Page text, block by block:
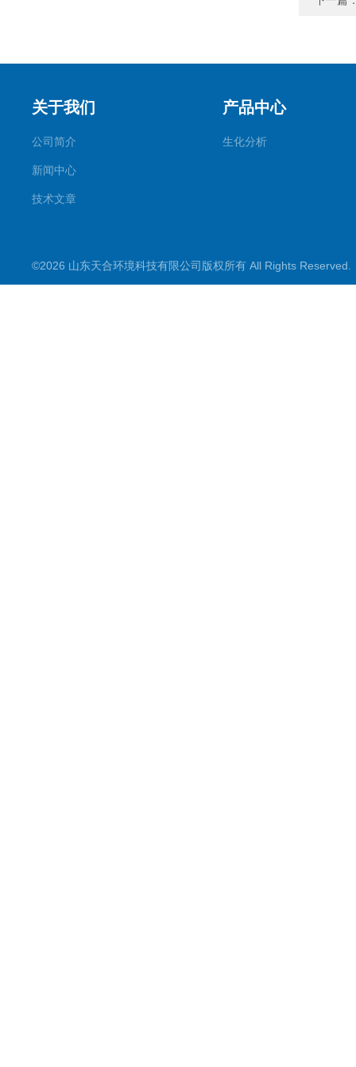
关于我们
公司简介
新闻中心
技术文章
产品中心
生化分析
©2026 山东天合环境科技有限公司版权所有 All Rights